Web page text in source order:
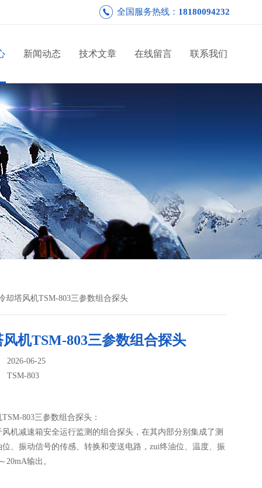
全国服务热线： 18180094232
新闻动态 技术文章 在线留言 联系我们
却塔风机TSM-803三参数组合探头
机TSM-803三参数组合探头
2026-06-25
TSM-803
803三参数组合探头：
机减速箱安全运行监测的组合探头，在其内部分别集成了测
位、振动信号的传感、转换和变送电路，zui终油位、温度、振
20mA输出。